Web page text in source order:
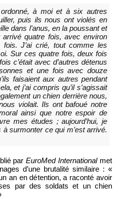
à moi et à six autres
puis ils nous ont violés en
dans l’anus, en la poussant et
arrivé quatre fois, avec environ
J’ai crié, tout comme les
Sur ces quatre fois, deux fois
c’était avec d’autres détenus
et une fois avec douze
faisaient aux autres pendant
et j’ai compris qu’il s’agissait
un chien derrière nous,
violait. Ils ont bafoué notre
ainsi que notre espoir de
mes études ; aujourd’hui, je
à surmonter ce qui m’est arrivé.
parEuroMed Internationalmet
d’une brutalité similaire : «
an en détention, a raconté avoir
par des soldats et un chien